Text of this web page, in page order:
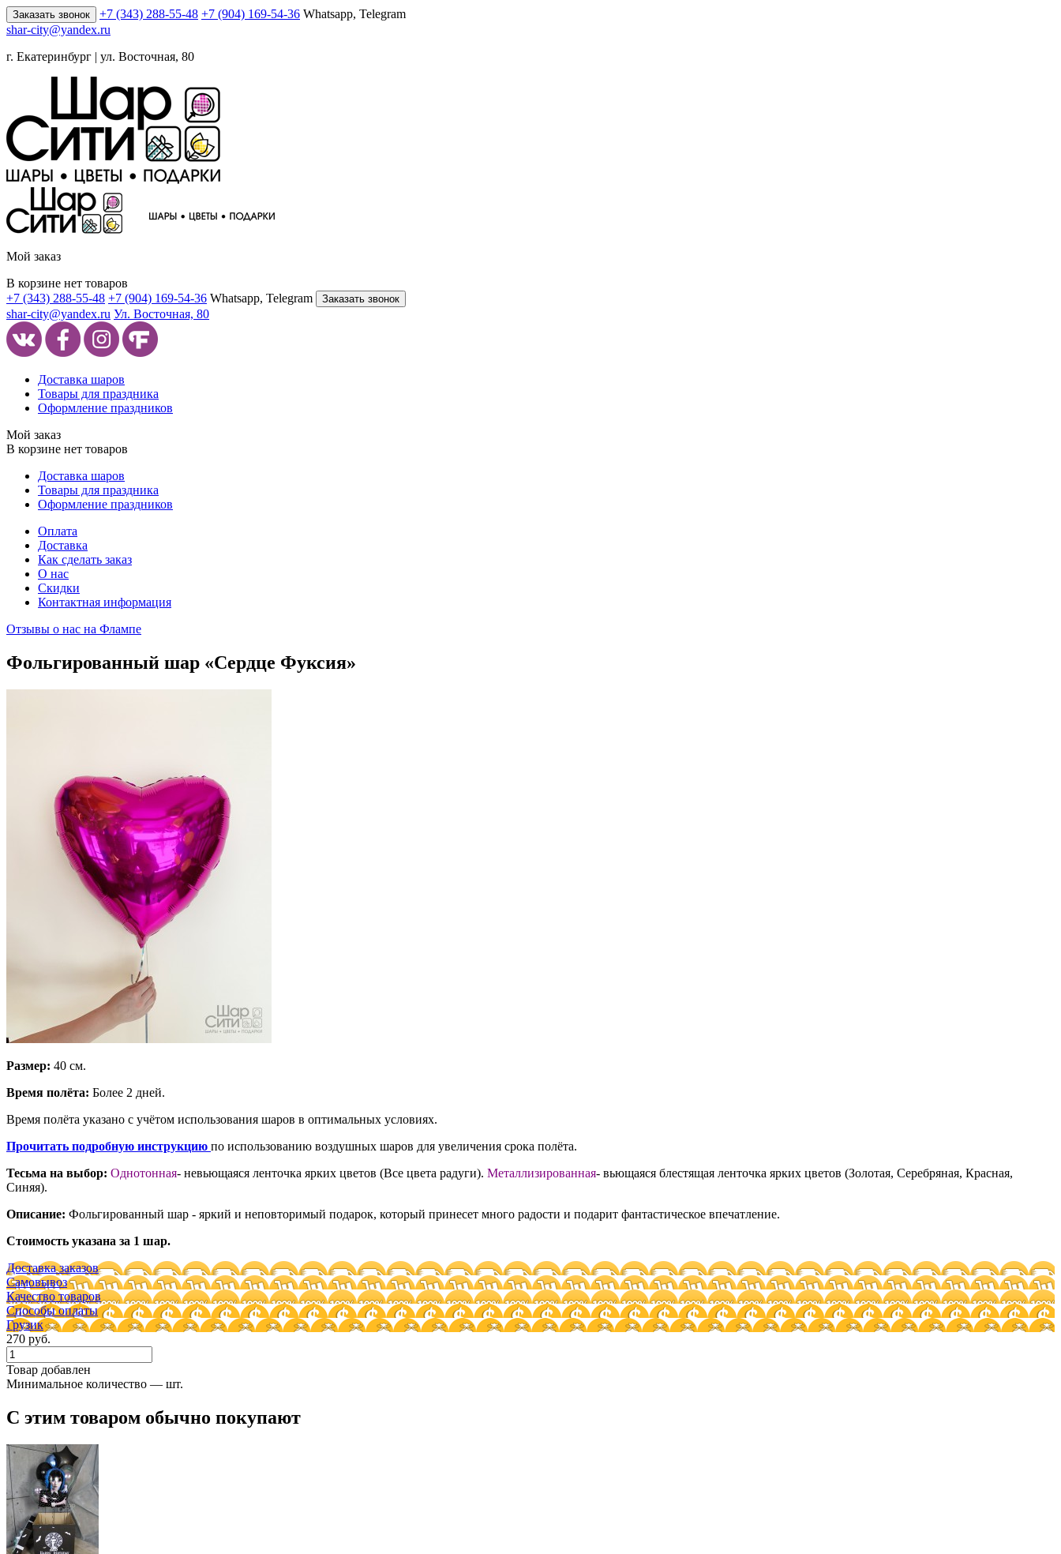
Заказать звонок +7 (343) 288-55-48 +7 (904) 169-54-36 Whatsapp, Telegram
shar-city@yandex.ru
г. Екатеринбург | ул. Восточная, 80
Мой заказ
В корзине нет товаров
+7 (343) 288-55-48 +7 (904) 169-54-36 Whatsapp, Telegram Заказать звонок
shar-city@yandex.ru Ул. Восточная, 80
Доставка шаров
Товары для праздника
Оформление праздников
Мой заказ
В корзине нет товаров
Доставка шаров
Товары для праздника
Оформление праздников
Оплата
Доставка
Как сделать заказ
О нас
Скидки
Контактная информация
Отзывы о нас на Флампе
Фольгированный шар «Сердце Фуксия»
Размер: 40 см.
Время полёта: Более 2 дней.
Время полёта указано с учётом использования шаров в оптимальных условиях.
Прочитать подробную инструкцию по использованию воздушных шаров для увеличения срока полёта.
Тесьма на выбор: Однотонная- невьющаяся ленточка ярких цветов (Все цвета радуги). Металлизированная- вьющаяся блестящая ленточка ярких цветов (Золотая, Серебряная, Красная,
Синяя).
Описание: Фольгированный шар - яркий и неповторимый подарок, который принесет много радости и подарит фантастическое впечатление.
Стоимость указана за 1 шар.
Доставка заказов
Самовывоз
Качество товаров
Способы оплаты
Грузик
270 руб.
Товар добавлен
Минимальное количество — шт.
С этим товаром обычно покупают